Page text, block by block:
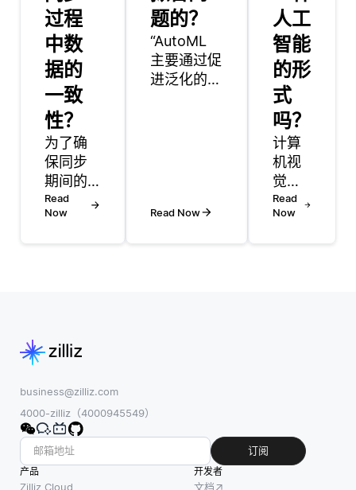
过程
中数
据的
一致
性？
为了确
保同步
期间的
数据一
致性，
数据的
是至关
重要
的。一
种常用
的方法
是实施
Read
Now
题的？
“AutoML
主要通过促
进泛化的技
发生在模型
策略来应对
这一问题。
例如，交
Read Now
人工
智能
的形
式
吗？
计算
机视
觉是
机器
人技
人技
Read
Now
business@zilliz.com
4000-zilliz（4000945549）
订阅
产品
Zilliz Cloud
开发者
文档